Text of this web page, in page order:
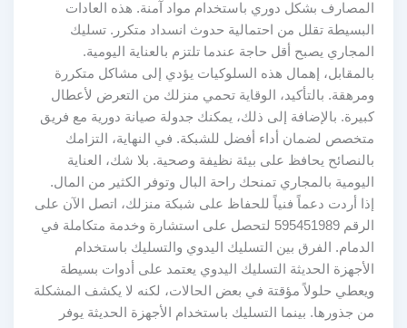
المصارف بشكل دوري باستخدام مواد آمنة. هذه العادات
البسيطة تقلل من احتمالية حدوث انسداد متكرر. تسليك
المجاري يصبح أقل حاجة عندما تلتزم بالعناية اليومية.
بالمقابل، إهمال هذه السلوكيات يؤدي إلى مشاكل متكررة
ومرهقة. بالتأكيد، الوقاية تحمي منزلك من التعرض لأعطال
كبيرة. بالإضافة إلى ذلك، يمكنك جدولة صيانة دورية مع فريق
متخصص لضمان أداء أفضل للشبكة. في النهاية، التزامك
بالنصائح يحافظ على بيئة نظيفة وصحية. بلا شك، العناية
اليومية بالمجاري تمنحك راحة البال وتوفر الكثير من المال.
إذا أردت دعماً فنياً للحفاظ على شبكة منزلك، اتصل الآن على
الرقم 595451989 لتحصل على استشارة وخدمة متكاملة في
الدمام. الفرق بين التسليك اليدوي والتسليك باستخدام
الأجهزة الحديثة التسليك اليدوي يعتمد على أدوات بسيطة
ويعطي حلولاً مؤقتة في بعض الحالات، لكنه لا يكشف المشكلة
من جذورها. بينما التسليك باستخدام الأجهزة الحديثة يوفر